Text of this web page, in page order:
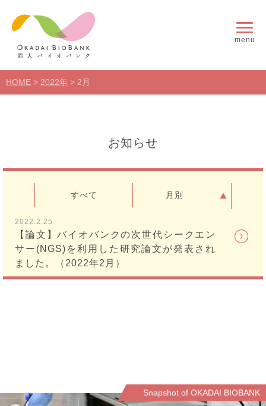
menu
HOME > 2022年 > 2月
お知らせ
すべて 月別
2022.2.25
【論文】バイオバンクの次世代シークエン
サー(NGS)を利用した研究論文が発表され
ました。（2022年2月）
Snapshot of OKADAI BIOBANK